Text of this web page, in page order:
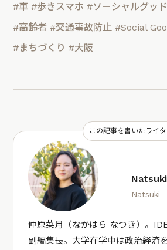
#車 #歩きスマホ #ソーシャルグッド
#高齢者 #交通事故防止 #Social
#まちづくり #大阪
この記事を書いたライ
Natsuki
Natsuki
仲原菜月（なかはら なつき）。
副編集長。大学在学中は政治経済